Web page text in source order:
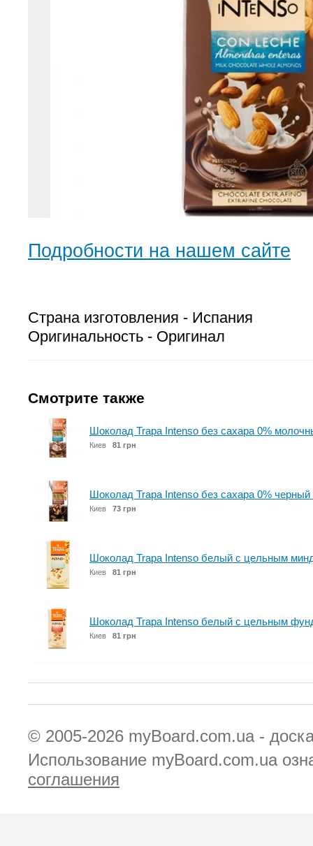
Подробности на нашем сайте
Страна изготовления - Испания
Оригинальность - Оригинал
Смотрите также
Шоколад Trapa Intenso без сахара 0%
Киев 81 грн
Шоколад Trapa Intenso без сахара 0%
Киев 73 грн
Шоколад Trapa Intenso белый с цельным
Киев 81 грн
Шоколад Trapa Intenso белый с цельным
Киев 81 грн
© 2005-2026 myBoard.com.ua -
Использование myBoard.com.ua
соглашения